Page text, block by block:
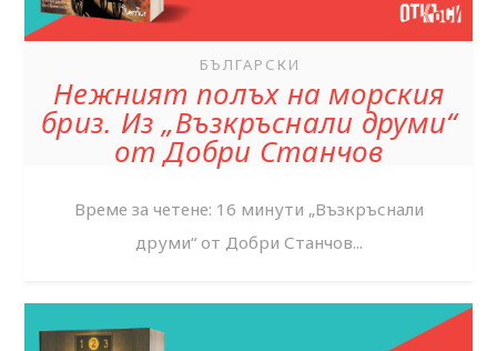
БЪЛГАРСКИ
Нежният полъх на морския
бриз. Из „Възкръснали друми“
от Добри Станчов
Време за четене: 16 минути „Възкръснали
друми“ от Добри Станчов...